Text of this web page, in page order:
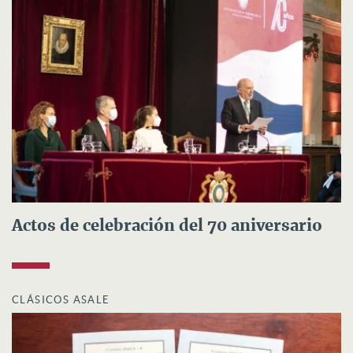
Actos de celebración del 70 aniversario
CLÁSICOS ASALE